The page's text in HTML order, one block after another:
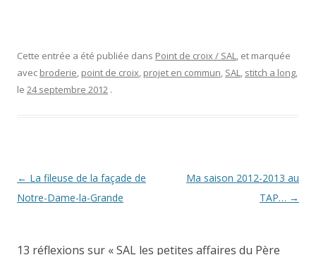
Cette entrée a été publiée dans Point de croix / SAL, et marquée
avec broderie, point de croix, projet en commun, SAL, stitch a long,
le 24 septembre 2012 .
Navigation
des
← La fileuse de la façade de
Notre-Dame-la-Grande
Ma saison 2012-2013 au
TAP… →
13 réflexions sur «SAL les petites affaires du Père